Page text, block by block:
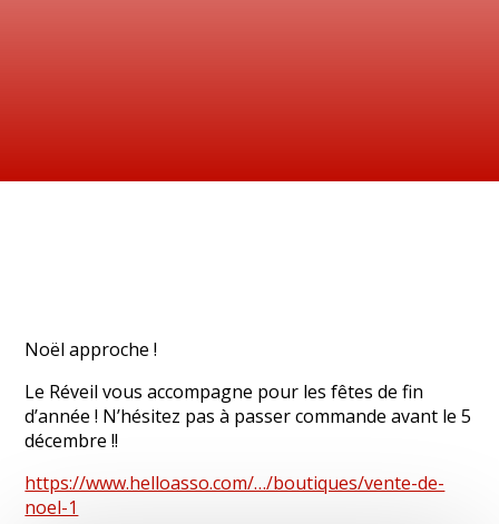
Noël approche !
Le Réveil vous accompagne pour les fêtes de fin
d’année ! N’hésitez pas à passer commande avant le 5
décembre !!
https://www.helloasso.com/…/boutiques/vente-de-
noel-1